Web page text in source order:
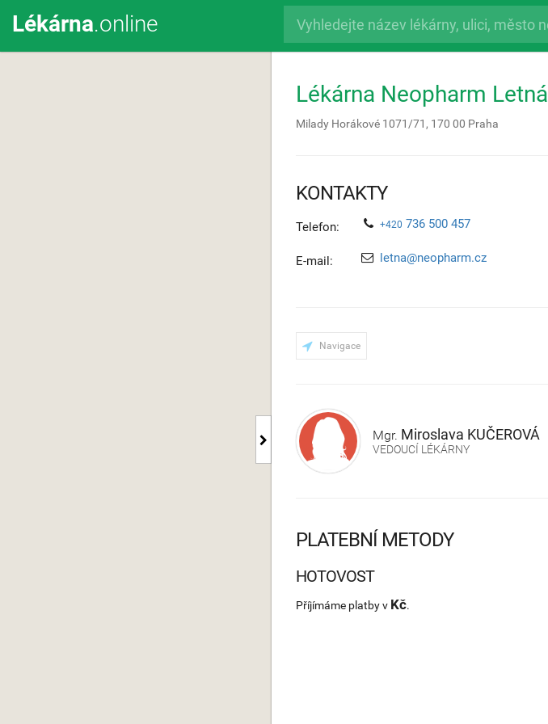
Lékárna.online
Lékárna Neopharm Letná
Milady Horákové 1071/71, 170 00 Praha
KONTAKTY
Telefon: +420 736 500 457
E-mail: letna@neopharm.cz
Navigace
Mgr. Miroslava KUČEROVÁ
VEDOUCÍ LÉKÁRNY
PLATEBNÍ METODY
HOTOVOST
Příjímáme platby v Kč.